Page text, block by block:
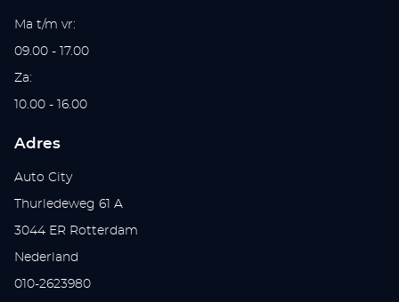
Ma t/m vr:
09.00 - 17.00
Za:
10.00 - 16.00
Adres
Auto City
Thurledeweg 61 A
3044 ER Rotterdam
Nederland
010-2623980